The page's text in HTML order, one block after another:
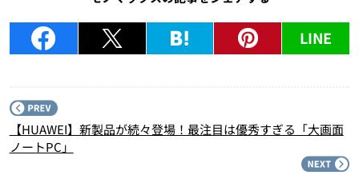
LINE
【HUAWEI】新製品が続々登場！最注目は優秀すぎる「大画面
ノートPC」